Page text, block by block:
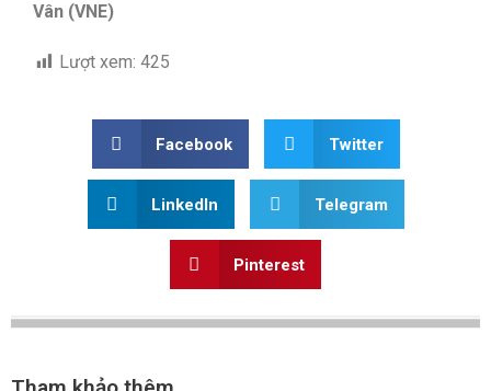
Vân (VNE)
Lượt xem: 425
Facebook Twitter
LinkedIn Telegram
Pinterest